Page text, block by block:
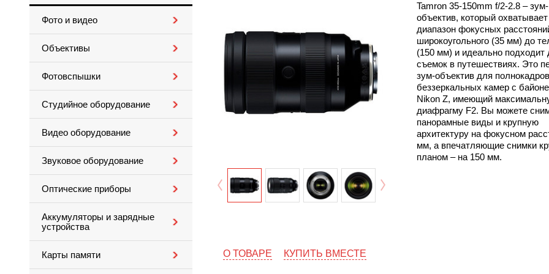
Фото и видео
Объективы
Фотовспышки
Студийное оборудование
Видео оборудование
Звуковое оборудование
Оптические приборы
Аккумуляторы и зарядные
устройства
Карты памяти
Tamron 35-150mm f/2-2.8 – зум-
объектив, который охватывает
диапазон фокусных
широкоугольного (35 мм) до
(150 мм) и идеально подходит
съемок в путешествиях. Это
зум-объектив для
беззеркальных камер с
Nikon Z, имеющий
диафрагму F2. Вы можете
панорамные виды и крупную
архитектуру на фокусном
мм, а впечатляющие снимки
планом – на 150 мм.
О ТОВАРЕ КУПИТЬ ВМЕСТЕ